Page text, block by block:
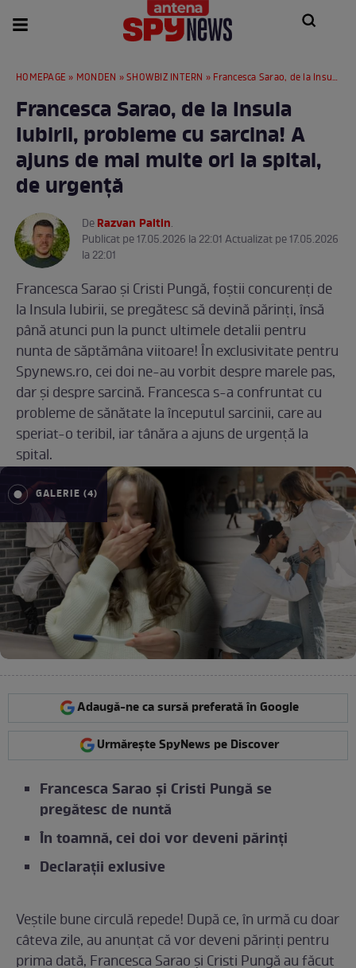
HOMEPAGE » MONDEN »SHOWBIZ INTERN » Francesca Sarao, de la Insula Iubirii, probleme cu sarcina! A ajuns de mai multe ori la spital, de urgență
Francesca Sarao, de la Insula
Iubirii, probleme cu sarcina! A
ajuns de mai multe ori la spital,
de urgență
DeRazvan Paltin.
Publicat pe 17.05.2026 la 22:01 Actualizat pe 17.05.2026
la 22:01
Francesca Sarao și Cristi Pungă, foștii concurenți de
la Insula Iubirii, se pregătesc să devină părinți, însă
până atunci pun la punct ultimele detalii pentru
nunta de săptămâna viitoare! În exclusivitate pentru
Spynews.ro, cei doi ne-au vorbit despre marele pas,
dar și despre sarcină. Francesca s-a confruntat cu
probleme de sănătate la începutul sarcinii, care au
speriat-o teribil, iar tânăra a ajuns de urgență la
spital.
GALERIE (4)
Adaugă-ne ca sursă preferată în Google
Urmărește SpyNews pe Discover
Francesca Sarao și Cristi Pungă se
pregătesc de nuntă
În toamnă, cei doi vor deveni părinți
Declarații exlusive
Veștile bune circulă repede! După ce, în urmă cu doar
câteva zile, au anunțat că vor deveni părinți pentru
prima dată, Francesca Sarao și Cristi Pungă au făcut